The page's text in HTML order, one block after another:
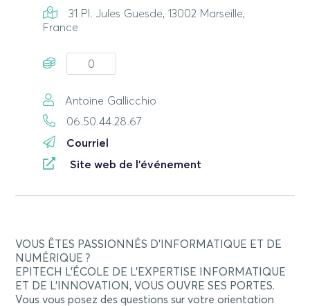
31 Pl. Jules Guesde, 13002 Marseille,
France
0
Antoine Gallicchio
06.50.44.28.67
Courriel
Site web de l'événement
VOUS ÊTES PASSIONNÉS D’INFORMATIQUE ET DE
NUMÉRIQUE ?
EPITECH L’ÉCOLE DE L’EXPERTISE INFORMATIQUE
ET DE L’INNOVATION, VOUS OUVRE SES PORTES.
Vous vous posez des questions sur votre orientation